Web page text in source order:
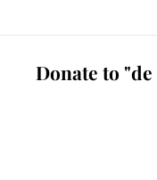
Donate to